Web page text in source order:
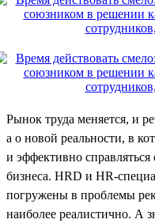
Рынок труда меняется, и
а о новой реальности, в
и эффективно
бизнеса. HRD и HR-
погружены в проблемы
наиболее реалистично. А